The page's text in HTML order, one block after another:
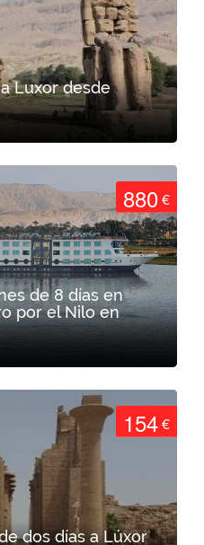
Luxor desde
880€
de 8 días en
por el Nilo en
154€
dos días a Lúxor